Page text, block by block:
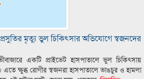
মৃত্যু ভুল চিকিৎসার অভিযোগে স্বজনদের
একটি প্রাইভেট হাসপাতালে ভুল চিকিৎসায়
ক্ষুব্ধ রোগীর স্বজনরা হাসপাতালে ভাঙচুর ও হামলা